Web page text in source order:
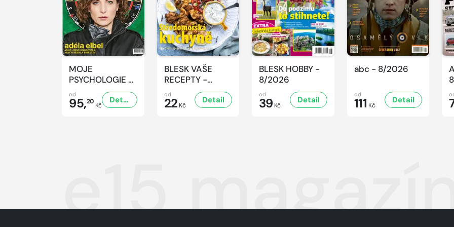
MOJE
PSYCHOLOGIE -
8/2026
od
95,20 Kč
Detail
BLESK VAŠE
RECEPTY -
8/2026
od
22 Kč
Detail
BLESK HOBBY -
8/2026
od
39 Kč
Detail
abc - 8/2026
od
111 Kč
Detail
e15